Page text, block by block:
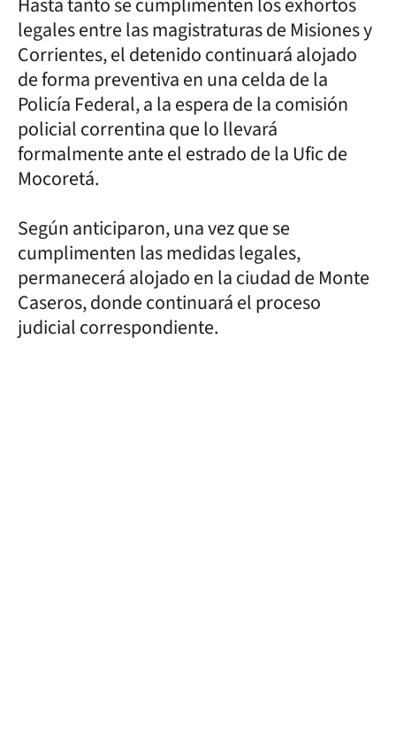
legales entre las magistraturas de Misiones y
Corrientes, el detenido continuará alojado
de forma preventiva en una celda de la
Policía Federal, a la espera de la comisión
policial correntina que lo llevará
formalmente ante el estrado de la Ufic de
Mocoretá.
Según anticiparon, una vez que se
cumplimenten las medidas legales,
permanecerá alojado en la ciudad de Monte
Caseros, donde continuará el proceso
judicial correspondiente.